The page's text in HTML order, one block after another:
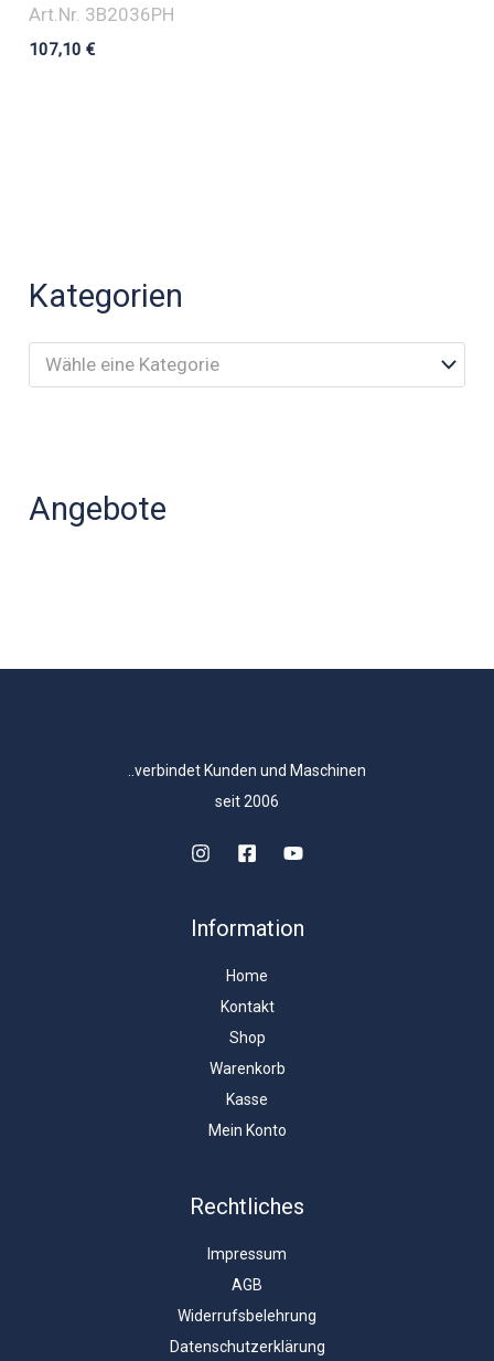
Kategorien
Wähle eine Kategorie
Angebote
Art.Nr. 3B2036PH
107,10€
..verbindet Kunden und Maschinen
seit 2006
Information
Home
Kontakt
Shop
Warenkorb
Kasse
Mein Konto
Rechtliches
Impressum
AGB
Widerrufsbelehrung
Datenschutzerklärung